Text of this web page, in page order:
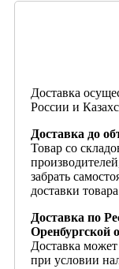
Доставка
России и
Доставка до
Товар со
забрать
доставки
Доставка по
Оренбургской
Доставка
при условии